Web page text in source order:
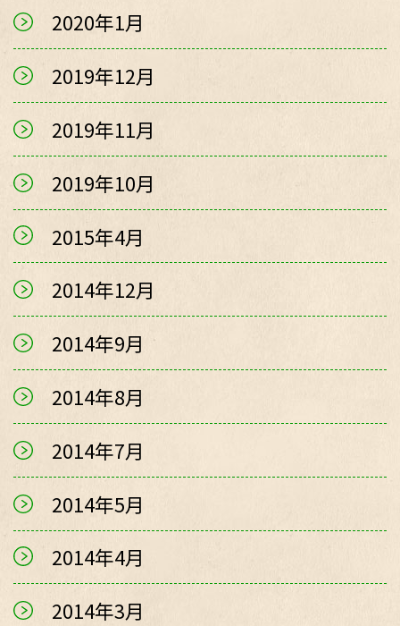
2020年1月
2019年12月
2019年11月
2019年10月
2015年4月
2014年12月
2014年9月
2014年8月
2014年7月
2014年5月
2014年4月
2014年3月